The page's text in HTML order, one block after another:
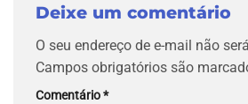
Deixe um comentário
O seu endereço de e-mail não
Campos obrigatórios são
Comentário*